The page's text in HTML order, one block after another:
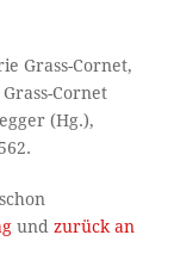
Grass-Cornet,
Cornet
(Hg.),
undzurück an